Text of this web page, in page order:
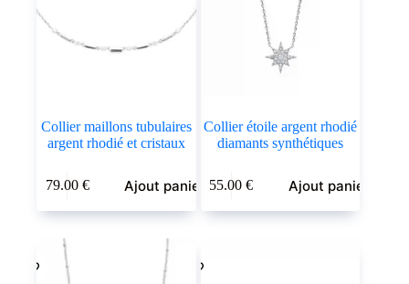
Collier maillons tubulaires
argent rhodié et cristaux
79.00 € Ajout panier
Collier étoile argent rhodié
diamants synthétiques
55.00€ Ajout panier